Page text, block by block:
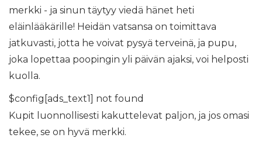
merkki - ja sinun täytyy viedä hänet heti
eläinlääkärille! Heidän vatsansa on toimittava
jatkuvasti, jotta he voivat pysyä terveinä, ja pupu,
joka lopettaa poopingin yli päivän ajaksi, voi helposti
kuolla.
$config[ads_text1] not found
Kupit luonnollisesti kakuttelevat paljon, ja jos omasi
tekee, se on hyvä merkki.